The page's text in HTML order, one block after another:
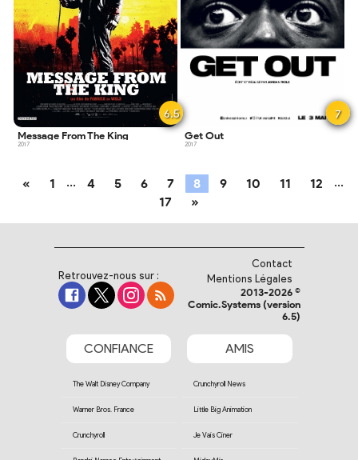
6.5
Message From The King
2017
7
Get Out
2017
« 1 ... 4 5 6 7 8 9 10 11 12
...
17
»
Retrouvez-nous sur :
Contact
Mentions Légales
2013-2026 ©
Comic.Systems (version
6.5)
CONFIANCE
The Walt Disney Company
Warner Bros. France
Crunchyroll
AMIS
Crunchyroll News
Little Big Animation
Je Vais Ciner